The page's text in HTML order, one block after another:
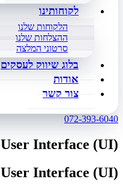
לקוחותינו
הלקוחות שלנו
ההצלחות שלנו
סרטוני המלצה
בלוג שיווק לעסקים
אודות
צור קשר
072-393-6040
User Interface (UI)
User Interface (UI) מה זה